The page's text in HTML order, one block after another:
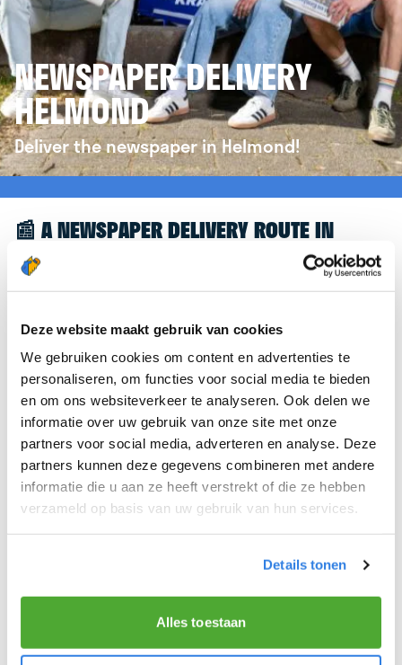
Deze website maakt gebruik van cookies
We gebruiken cookies om content en advertenties te
personaliseren, om functies voor social media te bieden
en om ons websiteverkeer te analyseren. Ook delen we
informatie over uw gebruik van onze site met onze
partners voor social media, adverteren en analyse. Deze
partners kunnen deze gegevens combineren met andere
informatie die u aan ze heeft verstrekt of die ze hebben
verzameld op basis van uw gebruik van hun services.
Details tonen
Alles toestaan
NEWSPAPER DELIVERY
HELMOND
Deliver the newspaper in Helmond!
📰 A NEWSPAPER DELIVERY ROUTE IN
HELMOND
Great to see you're interested in a newspaper
we’d like to refer you to thekrantenbezorgen.nl
website. There, you can easily sign up to deliver
newspapers in Helmond.
We hope you can get started soon and wish you
the best of luck! 🚴‍♂️💨